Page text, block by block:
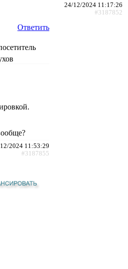
24/12/2024 11:17:26
#3187852
Ответить
2024 11:53:29
#3187855